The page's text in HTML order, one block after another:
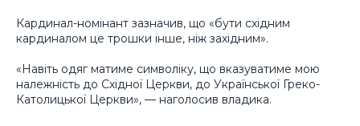
Кардинал-номінант зазначив, що «бути східним
кардиналом це трошки інше, ніж західним».
«Навіть одяг матиме символіку, що вказуватиме мою
належність до Східної Церкви, до Української Греко-
Католицької Церкви», — наголосив владика.